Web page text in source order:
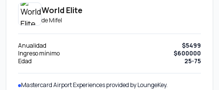
World Elite
deMifel
Anualidad
$5499
Ingreso mínimo
$600000
Edad
25-75
Mastercard Airport Experiences provided by LoungeKey.